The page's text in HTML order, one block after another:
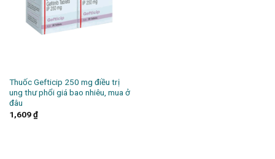
Thuốc Gefticip 250 mg điều trị
ung thư phổi giá bao nhiêu, mua ở
đâu
1,609₫